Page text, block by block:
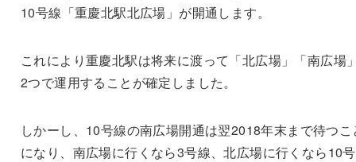
10号線「重慶北駅北広場」が開通します。
これにより重慶北駅は将来に渡って「北広場」「南広場
2つで運用することが確定しました。
しかーし、10号線の南広場開通は翌2018年末まで待つこ
になり、南広場に行くなら3号線、北広場に行くなら10